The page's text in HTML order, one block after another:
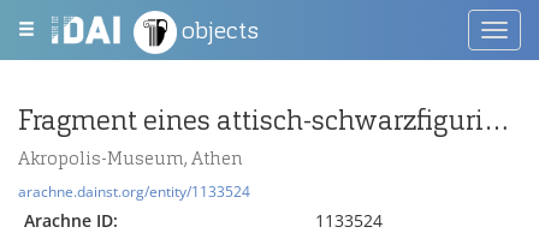
objects
Fragment eines attisch-schwarzfigurigen Gefäßes mit Löwen
Akropolis-Museum, Athen
arachne.dainst.org/entity/1133524
Arachne ID:
1133524